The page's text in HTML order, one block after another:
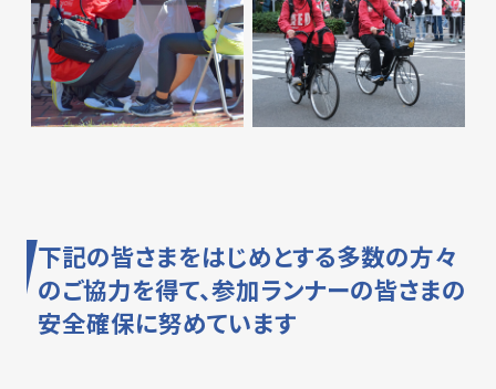
下記の皆さまをはじめとする多数の方々
のご協力を得て、参加ランナーの皆さまの
安全確保に努めています